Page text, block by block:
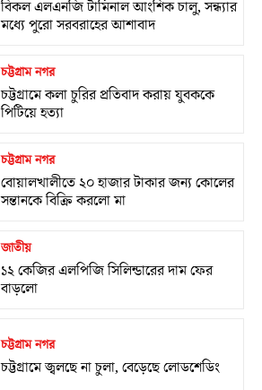
বিকল এলএনজি টার্মিনাল আংশিক চালু, সন্ধ্যার
মধ্যে পুরো সরবরাহের আশাবাদ
চট্টগ্রাম নগর
চট্টগ্রামে কলা চুরির প্রতিবাদ করায় যুবককে
পিটিয়ে হত্যা
চট্টগ্রাম নগর
বোয়ালখালীতে ২০ হাজার টাকার জন্য কোলের
সন্তানকে বিক্রি করলো মা
জাতীয়
১২ কেজির এলপিজি সিলিন্ডারের দাম ফের
বাড়লো
চট্টগ্রাম নগর
চট্টগ্রামে জ্বলছে না চুলা, বেড়েছে লোডশেডিং